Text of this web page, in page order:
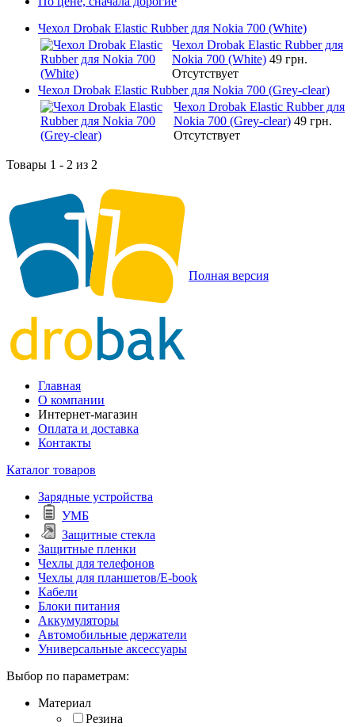
Чехол Drobak Elastic Rubber для Nokia 700 (White)
Чехол Drobak Elastic Rubber для
Nokia 700 (White) 49 грн.
Отсутствует
Чехол Drobak Elastic Rubber для Nokia 700 (Grey-clear)
Чехол Drobak Elastic Rubber для
Nokia 700 (Grey-clear) 49 грн.
Отсутствует
Товары 1 - 2 из 2
Полная версия
Главная
О компании
Интернет-магазин
Оплата и доставка
Контакты
Каталог товаров
Зарядные устройства
УМБ
Защитные стекла
Защитные пленки
Чехлы для телефонов
Чехлы для планшетов/E-book
Кабели
Блоки питания
Аккумуляторы
Автомобильные держатели
Универсальные аксессуары
Выбор по параметрам:
Материал
Резина